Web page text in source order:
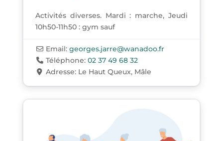
Activités diverses. Mardi : marche, Jeudi
10h50-11h50 : gym sauf
Email:georges.jarre@wanadoo.fr
Téléphone:02 37 49 68 32
Adresse: Le Haut Queux, Mâle